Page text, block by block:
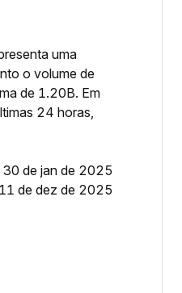
uma
o volume de
de 1.20B. Em
24 horas,
de jan de 2025
de dez de 2025